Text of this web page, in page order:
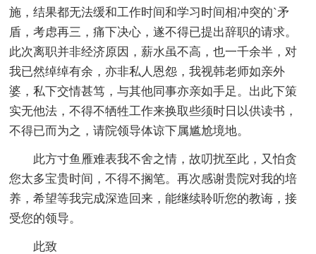
施，结果都无法缓和工作时间和学习时间相冲突的`矛
盾，考虑再三，痛下决心，遂不得已提出辞职的请求。
此次离职并非经济原因，薪水虽不高，也一千余半，对
我已然绰绰有余，亦非私人恩怨，我视韩老师如亲外
婆，私下交情甚笃，与其他同事亦亲如手足。出此下策
实无他法，不得不牺牲工作来换取些须时日以供读书，
不得已而为之，请院领导体谅下属尴尬境地。
此方寸鱼雁难表我不舍之情，故叨扰至此，又怕贪
您太多宝贵时间，不得不搁笔。再次感谢贵院对我的培
养，希望等我完成深造回来，能继续聆听您的教诲，接
受您的领导。
此致